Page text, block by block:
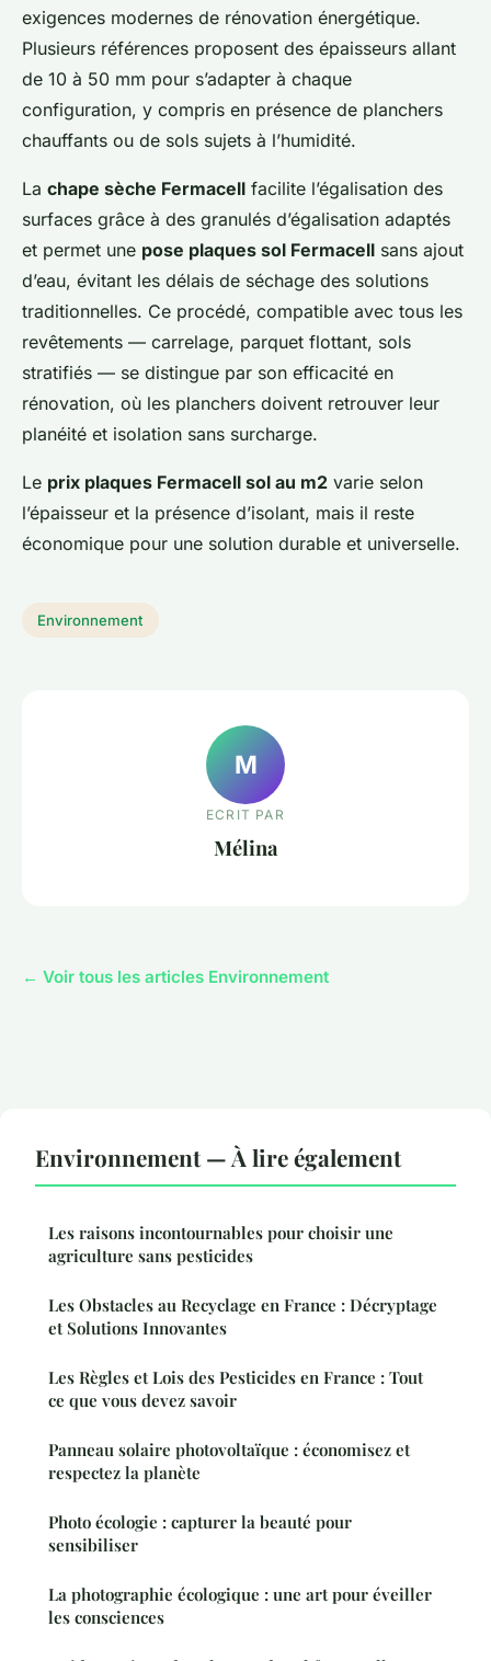
exigences modernes de rénovation énergétique.
Plusieurs références proposent des épaisseurs allant
de 10 à 50 mm pour s’adapter à chaque
configuration, y compris en présence de planchers
chauffants ou de sols sujets à l’humidité.
La chape sèche Fermacell facilite l’égalisation des
surfaces grâce à des granulés d’égalisation adaptés
et permet une pose plaques sol Fermacell sans ajout
d’eau, évitant les délais de séchage des solutions
traditionnelles. Ce procédé, compatible avec tous les
revêtements — carrelage, parquet flottant, sols
stratifiés — se distingue par son efficacité en
rénovation, où les planchers doivent retrouver leur
planéité et isolation sans surcharge.
Le prix plaques Fermacell sol au m2 varie selon
l’épaisseur et la présence d’isolant, mais il reste
économique pour une solution durable et universelle.
Environnement
M
ECRIT PAR
Mélina
← Voir tous les articles Environnement
Environnement — À lire également
Les raisons incontournables pour choisir une
agriculture sans pesticides
Les Obstacles au Recyclage en France : Décryptage
et Solutions Innovantes
Les Règles et Lois des Pesticides en France : Tout
ce que vous devez savoir
Panneau solaire photovoltaïque : économisez et
respectez la planète
Photo écologie : capturer la beauté pour
sensibiliser
La photographie écologique : une art pour éveiller
les consciences